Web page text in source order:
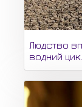
Людство
водний